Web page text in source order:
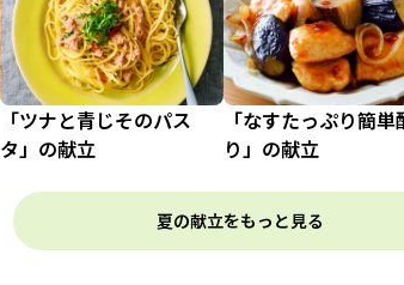
「ツナと青じそのパス
タ」の献立
「なすたっぷり簡単
り」の献立
夏の献立をもっと見る